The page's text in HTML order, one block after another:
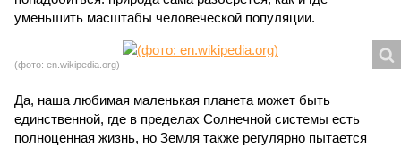
уменьшить масштабы человеческой популяции.
(фото: en.wikipedia.org)
Да, наша любимая маленькая планета может быть
единственной, где в пределах Солнечной системы есть
полноценная жизнь, но Земля также регулярно пытается